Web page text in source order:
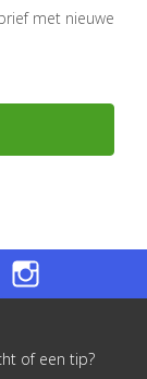
met nieuwe
of een tip?